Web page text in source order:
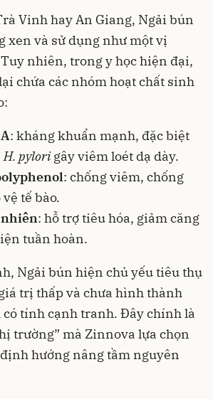
Vinh hay An Giang, Ngải bún
xen và sử dụng như một vị
nhiên, trong y học hiện đại,
chứa các nhóm hoạt chất sinh
: kháng khuẩn mạnh, đặc biệt
H. pylorigây viêm loét dạ dày.
: chống viêm, chống
tế bào.
: hỗ trợ tiêu hóa, giảm căng
tuần hoàn.
Ngải bún hiện chủ yếu tiêu thụ
trị thấp và chưa hình thành
tính cạnh tranh. Đây chính là
trường” mà Zinnova lựa chọn
hướng nâng tầm nguyên